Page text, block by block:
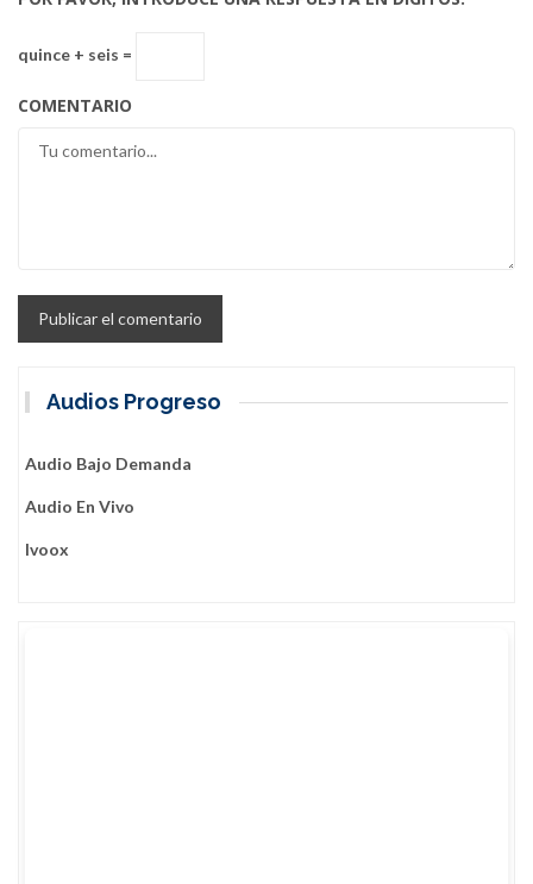
quince + seis =
COMENTARIO
Audios Progreso
Audio Bajo Demanda
Audio En Vivo
Ivoox